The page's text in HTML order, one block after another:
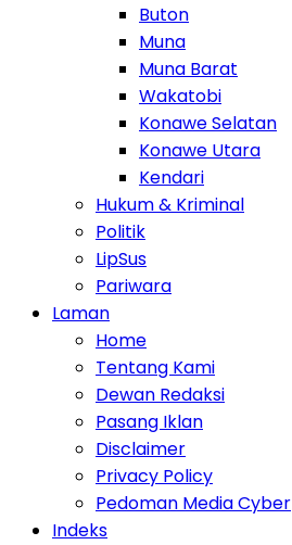
Buton
Muna
Muna Barat
Wakatobi
Konawe Selatan
Konawe Utara
Kendari
Hukum & Kriminal
Politik
LipSus
Pariwara
Laman
Home
Tentang Kami
Dewan Redaksi
Pasang Iklan
Disclaimer
Privacy Policy
Pedoman Media Cyber
Indeks